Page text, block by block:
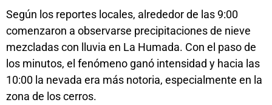
Según los reportes locales, alrededor de las 9:00
comenzaron a observarse precipitaciones de nieve
mezcladas con lluvia en La Humada. Con el paso de
los minutos, el fenómeno ganó intensidad y hacia las
10:00 la nevada era más notoria, especialmente en la
zona de los cerros.